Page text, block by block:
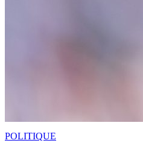
POLITIQUE